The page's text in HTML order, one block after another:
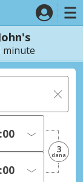
minute
3
dana